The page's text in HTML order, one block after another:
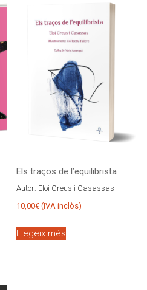
Els traços de l’equilibrista
Autor: Eloi Creus i Casassas
10,00€ (IVA inclòs)
Llegeix més